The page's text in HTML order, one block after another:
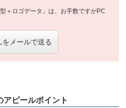
＋ロゴデータ」は、お手数ですがPC
をメールで送る
アピールポイント